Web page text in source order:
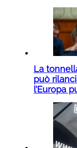
La
può
l’Europa